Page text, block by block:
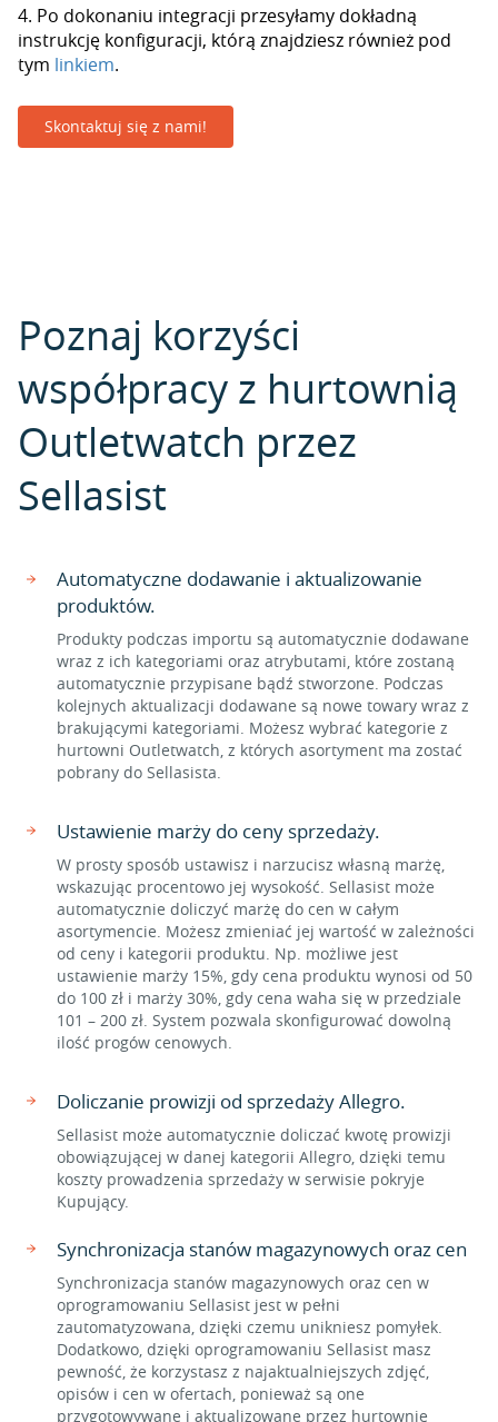
4. Po dokonaniu integracji przesyłamy dokładną
instrukcję konfiguracji, którą znajdziesz również pod
tym linkiem.
Skontaktuj się z nami!
Poznaj korzyści
współpracy z hurtownią
Outletwatch przez
Sellasist
Automatyczne dodawanie i aktualizowanie
produktów.
Produkty podczas importu są automatycznie dodawane
wraz z ich kategoriami oraz atrybutami, które zostaną
automatycznie przypisane bądź stworzone. Podczas
kolejnych aktualizacji dodawane są nowe towary wraz z
brakującymi kategoriami. Możesz wybrać kategorie z
hurtowni Outletwatch, z których asortyment ma zostać
pobrany do Sellasista.
Ustawienie marży do ceny sprzedaży.
W prosty sposób ustawisz i narzucisz własną marżę,
wskazując procentowo jej wysokość. Sellasist może
automatycznie doliczyć marżę do cen w całym
asortymencie. Możesz zmieniać jej wartość w zależności
od ceny i kategorii produktu. Np. możliwe jest
ustawienie marży 15%, gdy cena produktu wynosi od 50
do 100 zł i marży 30%, gdy cena waha się w przedziale
101 – 200 zł. System pozwala skonfigurować dowolną
ilość progów cenowych.
Doliczanie prowizji od sprzedaży Allegro.
Sellasist może automatycznie doliczać kwotę prowizji
obowiązującej w danej kategorii Allegro, dzięki temu
koszty prowadzenia sprzedaży w serwisie pokryje
Kupujący.
Synchronizacja stanów magazynowych oraz cen
Synchronizacja stanów magazynowych oraz cen w
oprogramowaniu Sellasist jest w pełni
zautomatyzowana, dzięki czemu unikniesz pomyłek.
Dodatkowo, dzięki oprogramowaniu Sellasist masz
pewność, że korzystasz z najaktualniejszych zdjęć,
opisów i cen w ofertach, ponieważ są one
przygotowywane i aktualizowane przez hurtownię